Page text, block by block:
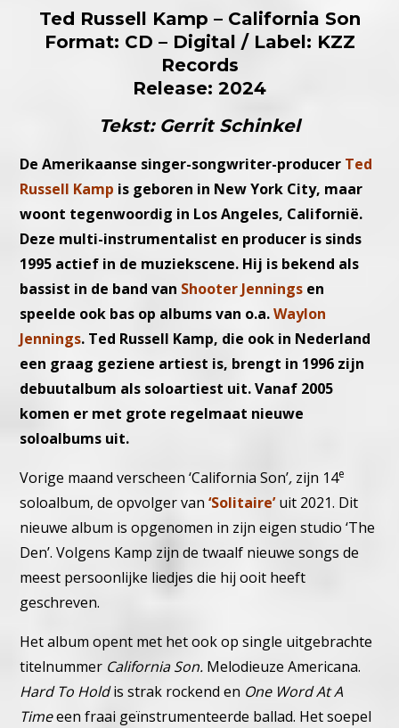
Ted Russell Kamp – California Son
Format: CD – Digital / Label: KZZ
Records
Release: 2024
Tekst: Gerrit Schinkel
De Amerikaanse singer-songwriter-producer Ted
Russell Kamp is geboren in New York City, maar
woont tegenwoordig in Los Angeles, Californië.
Deze multi-instrumentalist en producer is sinds
1995 actief in de muziekscene. Hij is bekend als
bassist in de band van Shooter Jennings en
speelde ook bas op albums van o.a.Waylon
Jennings. Ted Russell Kamp, die ook in Nederland
een graag geziene artiest is, brengt in 1996 zijn
debuutalbum als soloartiest uit. Vanaf 2005
komen er met grote regelmaat nieuwe
soloalbums uit.
Vorige maand verscheen ‘California Son’, zijn 14e
soloalbum, de opvolger van‘Solitaire’uit 2021. Dit
nieuwe album is opgenomen in zijn eigen studio ‘The
Den’. Volgens Kamp zijn de twaalf nieuwe songs de
meest persoonlijke liedjes die hij ooit heeft
geschreven.
Het album opent met het ook op single uitgebrachte
titelnummer California Son. Melodieuze Americana.
Hard To Holdis strak rockend en One Word At A
Timeeen fraai geïnstrumenteerde ballad. Het soepel